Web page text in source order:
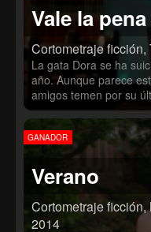
Vale la
Cortometraje
La gata Dora se ha
año. Aunque parece
amigos temen por su
vivir cada día con
GANADOR
Verano
Cortometraje
2014